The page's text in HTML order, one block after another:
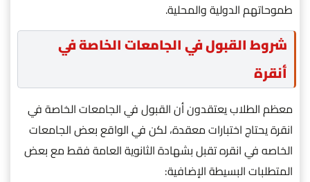
طموحاتهم الدولية والمحلية.
شروط القبول في الجامعات الخاصة في
أنقرة
معظم الطلاب يعتقدون أن القبول في الجامعات الخاصة في
انقرة يحتاج اختبارات معقدة، لكن في الواقع بعض الجامعات
الخاصه في انقره تقبل بشهادة الثانوية العامة فقط مع بعض
المتطلبات البسيطة الإضافية: